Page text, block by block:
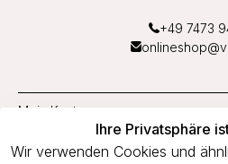
Ihre Privatsphäre
Wir verwenden Cookies und
+49 7473
Mein Konto
Service